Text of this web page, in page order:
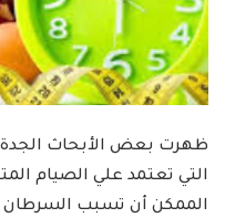
ظهرت بعض الأبحاث الجدة
التي تعتمد علي الصيام
الممكن أن تسبب السرطان